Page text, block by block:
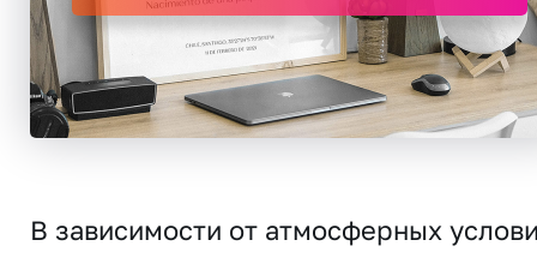
В зависимости от атмосферных